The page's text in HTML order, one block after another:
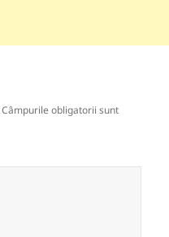
Câmpurile obligatorii sunt